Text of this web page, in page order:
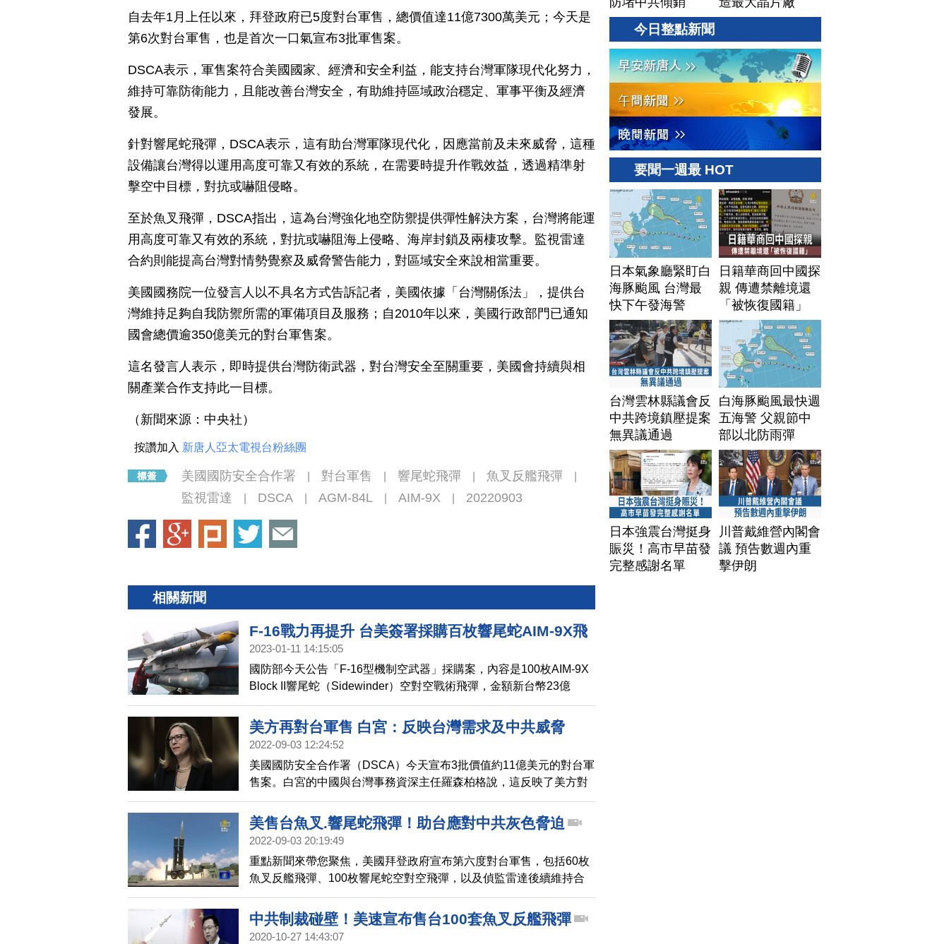
自去年1月上任以來，拜登政府已5度對台軍售，總價值達11億7300萬美元；今天是
第6次對台軍售，也是首次一口氣宣布3批軍售案。
DSCA表示，軍售案符合美國國家、經濟和安全利益，能支持台灣軍隊現代化努力，
維持可靠防衛能力，且能改善台灣安全，有助維持區域政治穩定、軍事平衡及經濟
發展。
針對響尾蛇飛彈，DSCA表示，這有助台灣軍隊現代化，因應當前及未來威脅，這種
設備讓台灣得以運用高度可靠又有效的系統，在需要時提升作戰效益，透過精準射
擊空中目標，對抗或嚇阻侵略。
至於魚叉飛彈，DSCA指出，這為台灣強化地空防禦提供彈性解決方案，台灣將能運
用高度可靠又有效的系統，對抗或嚇阻海上侵略、海岸封鎖及兩棲攻擊。監視雷達
合約則能提高台灣對情勢覺察及威脅警告能力，對區域安全來說相當重要。
美國國務院一位發言人以不具名方式告訴記者，美國依據「台灣關係法」，提供台
灣維持足夠自我防禦所需的軍備項目及服務；自2010年以來，美國行政部門已通知
國會總價逾350億美元的對台軍售案。
這名發言人表示，即時提供台灣防衛武器，對台灣安全至關重要，美國會持續與相
關產業合作支持此一目標。
（新聞來源：中央社）
按讚加入 新唐人亞太電視台粉絲團
美國國防安全合作署 對台軍售 響尾蛇飛彈 魚叉反艦飛彈
監視雷達 DSCA AGM-84L AIM-9X 20220903
相關新聞
F-16戰力再提升 台美簽署採購百枚響尾蛇AIM-9X飛
彈
2023-01-11 14:15:05
國防部今天公告「F-16型機制空武器」採購案，內容是100枚AIM-9X
Block II響尾蛇（Sidewinder）空對空戰術飛彈，金額新台幣23億
9406萬3292元，將採分批交運，預估在2030年底前全數運抵台灣，
部署於台東基地。
美方再對台軍售 白宮：反映台灣需求及中共威脅
2022-09-03 12:24:52
美國國防安全合作署（DSCA）今天宣布3批價值約11億美元的對台軍
售案。白宮的中國與台灣事務資深主任羅森柏格說，這反映了美方對
台灣防衛需求及中國威脅的評估結果。
美售台魚叉.響尾蛇飛彈！助台應對中共灰色脅迫
2022-09-03 20:19:49
重點新聞來帶您聚焦，美國拜登政府宣布第六度對台軍售，包括60枚
魚叉反艦飛彈、100枚響尾蛇空對空飛彈，以及偵監雷達後續維持合
約，CNN駐台記者指出，軍售是根據一法六保證，沒有違反與北京的
協議，日本產經新聞台北支局長矢板明夫也分析，台海問題在中共實
彈軍演後，已經不再只是北京與台北的問題。
中共制裁碰壁！美速宣布售台100套魚叉反艦飛彈
2020-10-27 14:43:07
Terafab
今日整點新聞
要聞一週最 HOT
日本氣象廳緊盯白
海豚颱風 台灣最
快下午發海警
日籍華商回中國探
親 傳遭禁離境還
「被恢復國籍」
台灣雲林縣議會反
中共跨境鎮壓提案
無異議通過
白海豚颱風最快週
五海警 父親節中
部以北防雨彈
日本強震台灣挺身
賑災！高市早苗發
完整感謝名單
川普戴維營內閣會
議 預告數週內重
擊伊朗